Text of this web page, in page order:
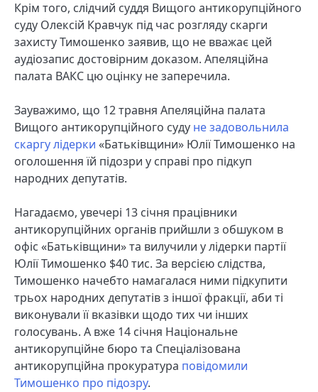
Крім того, слідчий суддя Вищого антикорупційного
суду Олексій Кравчук під час розгляду скарги
захисту Тимошенко заявив, що не вважає цей
аудіозапис достовірним доказом. Апеляційна
палата ВАКС цю оцінку не заперечила.
Зауважимо, що 12 травня Апеляційна палата
Вищого антикорупційного суду не задовольнила
скаргу лідерки «Батьківщини» Юлії Тимошенко на
оголошення їй підозри у справі про підкуп
народних депутатів.
Нагадаємо, увечері 13 січня працівники
антикорупційних органів прийшли з обшуком в
офіс «Батьківщини» та вилучили у лідерки партії
Юлії Тимошенко $40 тиc. За версією слідства,
Тимошенко начебто намагалася ними підкупити
трьох народних депутатів з іншої фракції, аби ті
виконували її вказівки щодо тих чи інших
голосувань. А вже 14 січня Національне
антикорупційне бюро та Спеціалізована
антикорупційна прокуратура повідомили
Тимошенко про підозру.